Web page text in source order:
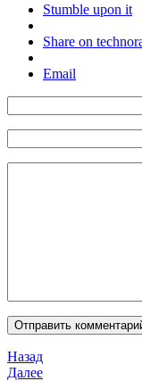
Stumble upon it
Share on
Email
Назад
Далее